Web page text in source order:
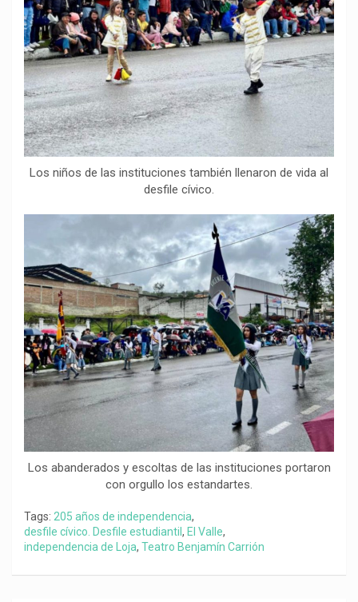
Los niños de las instituciones también llenaron de vida al
desfile cívico.
Los abanderados y escoltas de las instituciones portaron
con orgullo los estandartes.
Tags: 205 años de independencia,
desfile cívico. Desfile estudiantil, El Valle,
independencia de Loja, Teatro Benjamín Carrión